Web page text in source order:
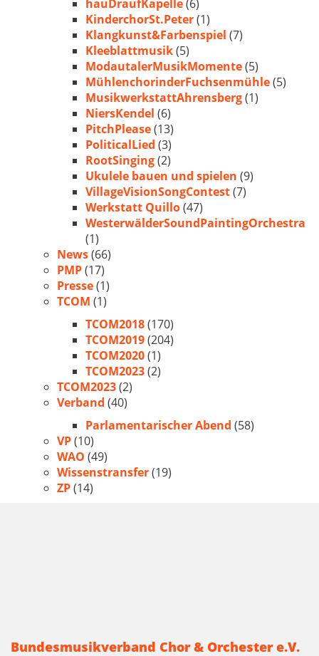
hauDraufKapelle(6)
KinderchorSt.Peter(1)
Klangkunst&Farbenspiel (7)
Kleeblattmusik(5)
ModautalerMusikMomente(5)
MühlenchorinderFuchsenmühle(5)
MusikwerkstattAhrensberg(1)
NiersKendel (6)
PitchPlease(13)
PoliticalLied (3)
RootSinging(2)
Ukulele bauen und spielen (9)
VillageVisionSongContest(7)
Werkstatt Quillo(47)
WesterwälderSoundPaintingOrchestra
(1)
News(66)
PMP(17)
Presse(1)
TCOM (1)
TCOM2018(170)
TCOM2019(204)
TCOM2020(1)
TCOM2023(2)
TCOM2023(2)
Verband (40)
Parlamentarischer Abend (58)
VP(10)
WAO (49)
Wissenstransfer(19)
ZP(14)
Bundesmusikverband Chor & Orchester e.V.